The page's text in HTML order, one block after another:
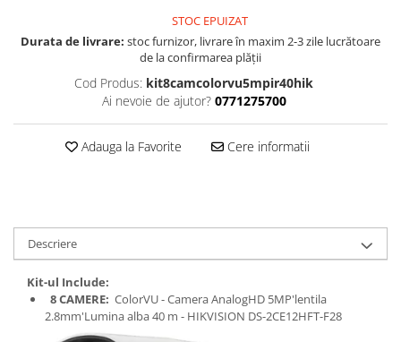
STOC EPUIZAT
Durata de livrare: stoc furnizor, livrare în maxim 2-3 zile lucrătoare
de la confirmarea plății
Cod Produs: kit8camcolorvu5mpir40hik
Ai nevoie de ajutor? 0771275700
Adauga la Favorite Cere informatii
Descriere
Kit-ul Include:
8 CAMERE: ColorVU - Camera AnalogHD 5MP'lentila
2.8mm'Lumina alba 40 m - HIKVISION DS-2CE12HFT-F28